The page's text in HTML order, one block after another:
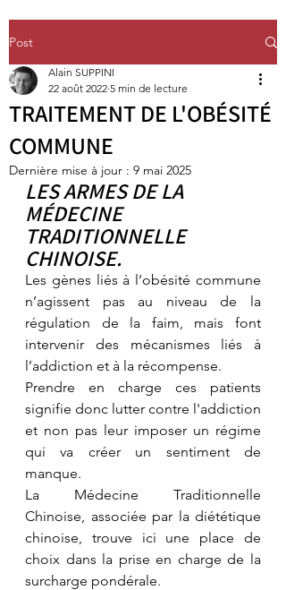
Post
TRAITEMENT DE L'OBÉSITÉ
COMMUNE
Alain SUPPINI
22 août 2022 5 min de lecture
Dernière mise à jour : 9 mai 2025
LES ARMES DE LA
MÉDECINE
TRADITIONNELLE
CHINOISE.
Les gènes liés à l’obésité commune
n’agissent pas au niveau de la
régulation de la faim, mais font
intervenir des mécanismes liés à
l’addiction et à la récompense.
Prendre en charge ces patients
signifie donc lutter contre l'addiction
et non pas leur imposer un régime
qui va créer un sentiment de
manque.
La Médecine Traditionnelle
Chinoise, associée par la diététique
chinoise, trouve ici une place de
choix dans la prise en charge de la
surcharge pondérale.